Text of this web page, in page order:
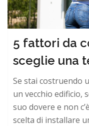
5 fattori da
sceglie una
Se stai costruendo
un vecchio edificio,
suo dovere e non
scelta di installare